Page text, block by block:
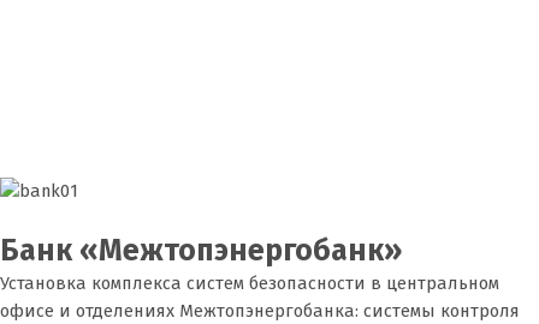
Банк «Межтопэнергобанк»
Установка комплекса систем безопасности в центральном
офисе и отделениях Межтопэнергобанка: системы контроля